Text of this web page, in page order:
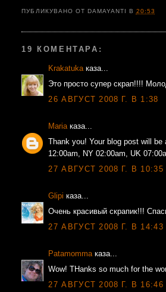
ПУБЛИКУВАНО ОТ DAMAYANTI В 20:53
19 КОМЕНТАРА:
Krakatuka каза...
Это просто супер скрап!!!!
26 АВГУСТ 2008 Г. В 1:38
Maria каза...
Thank you! Your blog post will be
12:00am, NY 02:00am, UK
27 АВГУСТ 2008 Г. В 10:35
Glipi каза...
Очень красивый скрапик!!!
27 АВГУСТ 2008 Г. В 14:43
Patamomma каза...
Wow! THanks so much for the
27 АВГУСТ 2008 Г. В 16:46